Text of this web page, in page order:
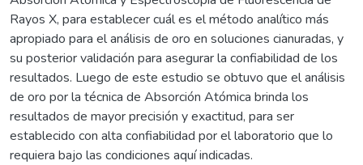
Rayos X, para establecer cuál es el método analítico más
apropiado para el análisis de oro en soluciones cianuradas, y
su posterior validación para asegurar la confiabilidad de los
resultados. Luego de este estudio se obtuvo que el análisis
de oro por la técnica de Absorción Atómica brinda los
resultados de mayor precisión y exactitud, para ser
establecido con alta confiabilidad por el laboratorio que lo
requiera bajo las condiciones aquí indicadas.